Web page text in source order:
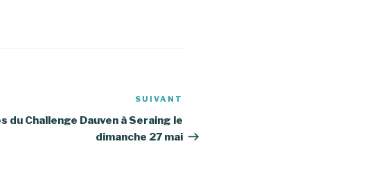
SUIVANT
du Challenge Dauven à Seraing le
dimanche 27 mai